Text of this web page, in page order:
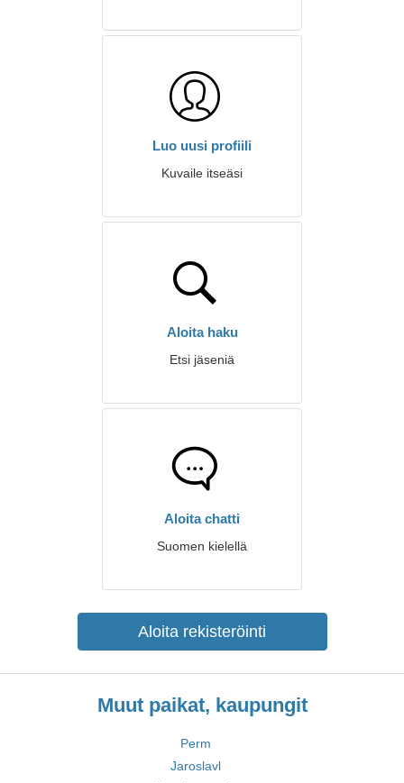
Luo uusi profiili
Kuvaile itseäsi
Aloita haku
Etsi jäseniä
Aloita chatti
Suomen kielellä
Aloita rekisteröinti
Muut paikat, kaupungit
Perm
Jaroslavl